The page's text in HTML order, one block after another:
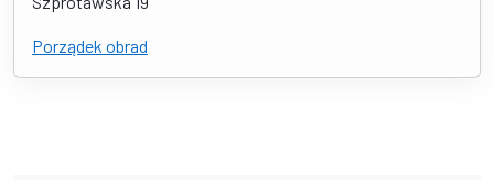
Porządek obrad